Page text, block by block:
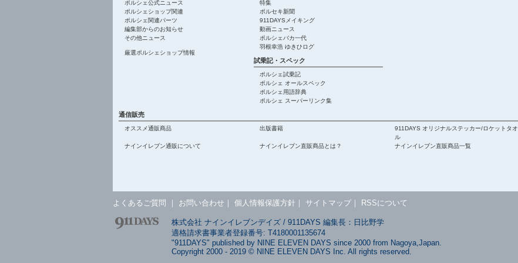
ポルシェ公式ニュース
ポルシェショップ関連
ポルシェ関連パーツ
編集部からのお知らせ
その他ニュース
厳選ポルシェショップ情報
特集
ポルセキ新聞
911DAYSメイキング
動画ニュース
ポルシェバカ一代
羽根幸浩 ゆきひログ
試乗記・スペック
ポルシェ試乗記
ポルシェ オールスペック
ポルシェ用語辞典
ポルシェ スーパーリンク集
通信販売
オススメ通販商品 出版書籍
911DAYS オリジナルステッカー/ロケットタオ
ル
ナインイレブン通販について
ナインイレブン直販商品とは？ ナインイレブン直販商品一覧
よくあるご質問 お問い合わせ 個人情報保護方針 サイトマップ｜ RSSについて
株式会社 ナインイレブンデイズ / 911DAYS 編集長：日比野学
適格請求書事業者登録番号: T4180001135674
"911DAYS" published by NINE ELEVEN DAYS since 2000 from Nagoya,Japan.
Copyright 2000 - 2019 © NINE ELEVEN DAYS Inc. All rights reserved.